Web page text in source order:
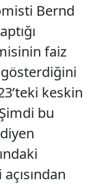
Bernd
faiz
gösterdiğini
keskin
bu